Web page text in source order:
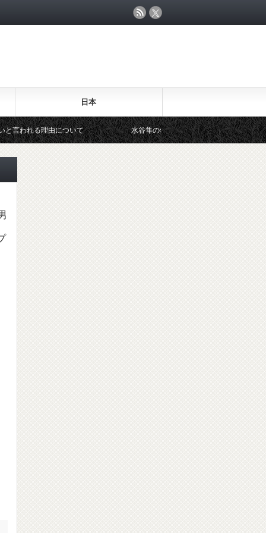
日本
由について 水谷隼の年収発言「推定1億円！」なぜ卓球選手はこ